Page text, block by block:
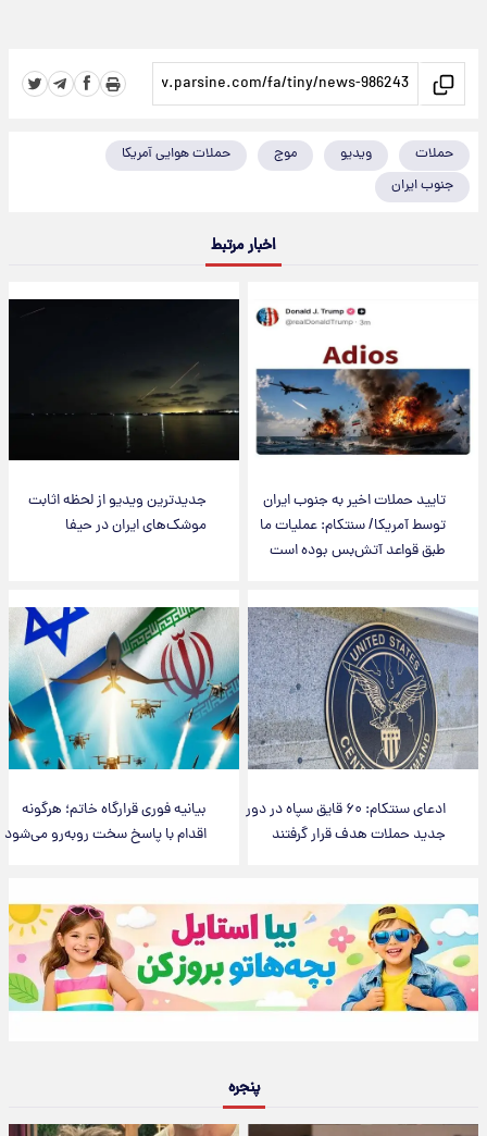
حملات ویدیو موج
حملات هوایی آمریکا
جنوب ایران
اخبار مرتبط
تایید حملات اخیر به جنوب ایران
توسط آمریکا/ سنتکام: عملیات ما
طبق قواعد آتش‌بس بوده است
جدیدترین ویدیو از لحظه اثابت
موشک‌های ایران در حیفا
ادعای سنتکام: ۶۰ قایق سپاه در دور
جدید حملات هدف قرار گرفتند
بیانیه فوری قرارگاه خاتم؛ هرگونه
اقدام با پاسخ سخت روبه‌رو می‌شود
پنجره